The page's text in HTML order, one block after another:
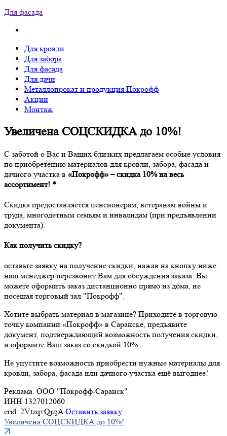
Для фасада
Для кровли
Для забора
Для фасада
Для дачи
Металлопрокат и продукция Покрофф
Акции
Монтаж
Увеличена СОЦСКИДКА до 10%!
С заботой о Вас и Ваших близких предлагаем особые условия
по приобретению материалов для кровли, забора, фасада и
дачного участка в «Покрофф» – скидка 10% на весь
ассортимент! *
Скидка предоставляется пенсионерам, ветеранам войны и
труда, многодетным семьям и инвалидам (при предъявлении
документа).
Как получить скидку?
оставьте заявку на получение скидки, нажав на кнопку ниже
наш менеджер перезвонит Вам для обсуждения заказа. Вы
можете оформить заказ дистанционно прямо из дома, не
посещая торговый зал "Покрофф".
Хотите выбрать материал в магазине? Приходите в торговую
точку компании «Покрофф» в Саранске, предъявите
документ, подтверждающий возможность получения скидки,
и оформите Ваш заказ со скидкой 10%
Не упустите возможность приобрести нужные материалы для
кровли, забора, фасада или дачного участка ещё выгоднее!
Реклама. ООО "Покрофф-Саранск"
ИНН 1327012060
erid: 2VtzqvQjzjAОставить заявку
Увеличена СОЦСКИДКА до 10%!